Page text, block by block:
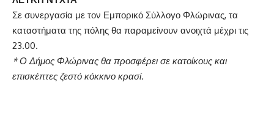
Σε συνεργασία με τον Εμπορικό Σύλλογο Φλώρινας, τα
καταστήματα της πόλης θα παραμείνουν ανοιχτά μέχρι τις
23.00.
* Ο Δήμος Φλώρινας θα προσφέρει σε κατοίκους και
επισκέπτες ζεστό κόκκινο κρασί.